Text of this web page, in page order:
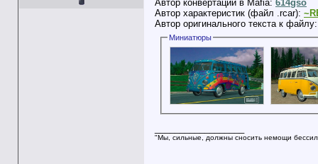
Автор конвертации в Mafia: 614gso
Автор характеристик (файл .rcar):
Автор оригинального текста к
Миниатюры
"Мы, сильные, должны сносить немощи